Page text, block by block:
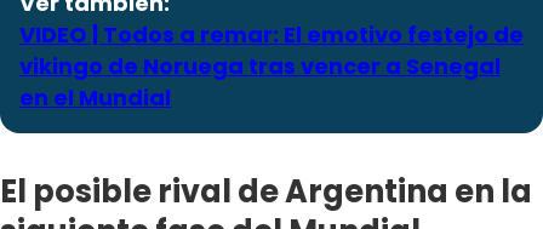
VIDEO | Todos a remar: El emotivo festejo de
vikingo de Noruega tras vencer a Senegal
en el Mundial
El posible rival de Argentina en la